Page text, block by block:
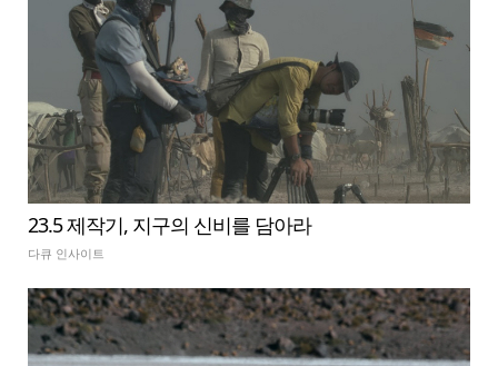
23.5 제작기, 지구의 신비를 담아라
다큐 인사이트